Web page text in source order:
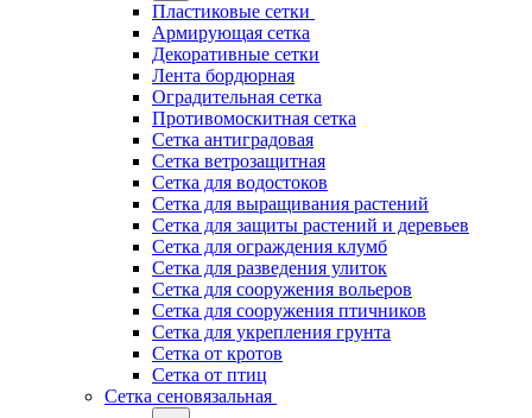
Пластиковые сетки
Армирующая сетка
Декоративные сетки
Лента бордюрная
Оградительная сетка
Противомоскитная сетка
Сетка антиградовая
Сетка ветрозащитная
Сетка для водостоков
Сетка для выращивания растений
Сетка для защиты растений и деревьев
Сетка для ограждения клумб
Сетка для разведения улиток
Сетка для сооружения вольеров
Сетка для сооружения птичников
Сетка для укрепления грунта
Сетка от кротов
Сетка от птиц
Сетка сеновязальная